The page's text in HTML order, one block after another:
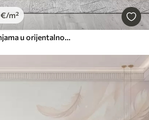
€/m²
Carski vrt sa životinjama u orijentalnom stilu - majmunom, leopardom, tigrom, paunom i čapljom